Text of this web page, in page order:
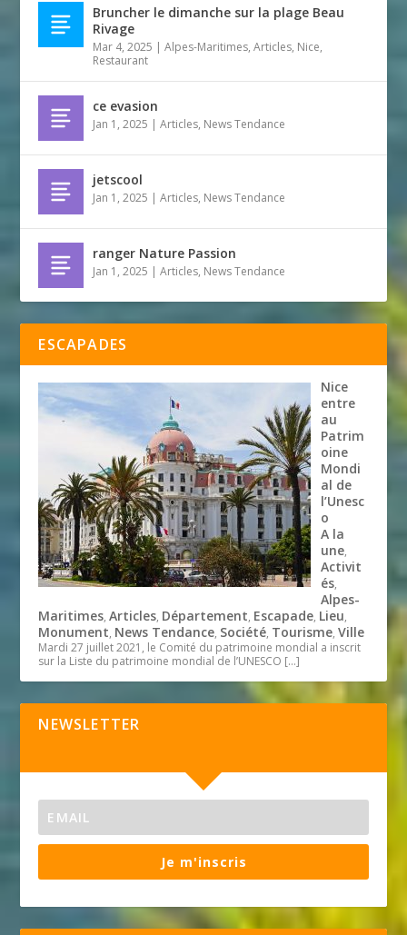
Bruncher le dimanche sur la plage Beau
Rivage
Mar 4, 2025 |Alpes-Maritimes,Articles, Nice,
Restaurant
ce evasion
Jan 1, 2025 |Articles, News Tendance
jetscool
Jan 1, 2025 |Articles, News Tendance
ranger Nature Passion
Jan 1, 2025 |Articles, News Tendance
ESCAPADES
Nice
entre
au
Patrim
oine
Mondi
al de
l’Unesc
o
A la
une,
Activit
és,
Alpes-
Maritimes,Articles, Département, Escapade, Lieu,
Monument, News Tendance, Société, Tourisme,Ville
Mardi 27 juillet 2021, le Comité du patrimoine mondial a inscrit
sur la Liste du patrimoine mondial de l’UNESCO […]
NEWSLETTER
Je m'inscris